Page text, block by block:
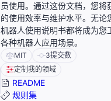
员使用。通过这份文档，您
的使用效率与维护水平。无
机器人使用说明书都将成为您
各种机器人应用场景。
MIT 3提交数
定制我的领域
README
规则集